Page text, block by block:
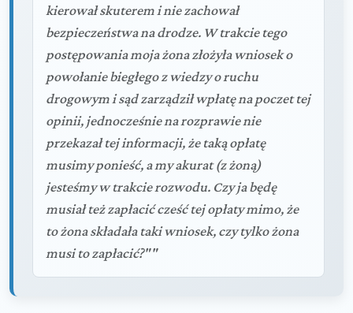
kierował skuterem i nie zachował
bezpieczeństwa na drodze. W trakcie tego
postępowania moja żona złożyła wniosek o
powołanie biegłego z wiedzy o ruchu
drogowym i sąd zarządził wpłatę na poczet tej
opinii, jednocześnie na rozprawie nie
przekazał tej informacji, że taką opłatę
musimy ponieść, a my akurat (z żoną)
jesteśmy w trakcie rozwodu. Czy ja będę
musiał też zapłacić cześć tej opłaty mimo, że
to żona składała taki wniosek, czy tylko żona
musi to zapłacić?""